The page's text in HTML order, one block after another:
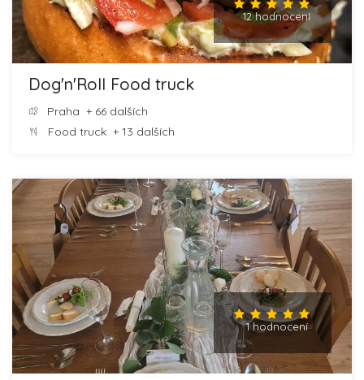
12 hodnocení
Dog'n'Roll Food truck
Praha + 66 dalších
Food truck + 13 dalších
1 hodnocení